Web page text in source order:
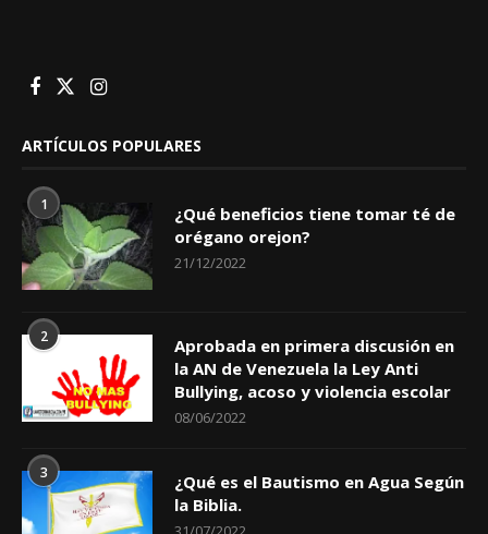
ARTÍCULOS POPULARES
1
¿Qué beneficios tiene tomar té de
orégano orejon?
21/12/2022
2
Aprobada en primera discusión en
la AN de Venezuela la Ley Anti
Bullying, acoso y violencia escolar
08/06/2022
3
¿Qué es el Bautismo en Agua Según
la Biblia.